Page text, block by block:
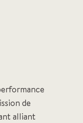
de
alliant